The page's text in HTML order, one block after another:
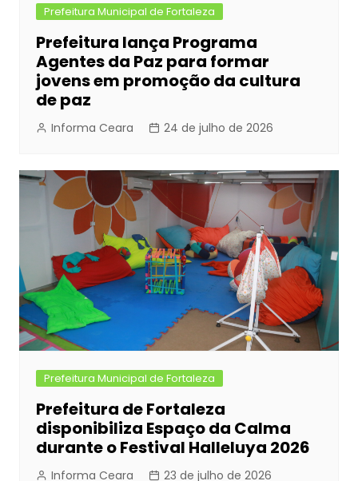
Prefeitura Municipal de Fortaleza
Prefeitura lança Programa
Agentes da Paz para formar
jovens em promoção da cultura
de paz
Informa Ceara 24 de julho de 2026
Prefeitura Municipal de Fortaleza
Prefeitura de Fortaleza
disponibiliza Espaço da Calma
durante o Festival Halleluya 2026
Informa Ceara 23 de julho de 2026